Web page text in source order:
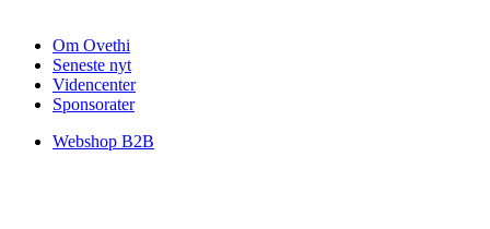
Om Ovethi
Seneste nyt
Videncenter
Sponsorater
Webshop B2B